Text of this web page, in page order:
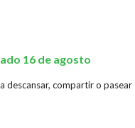
16 de agosto
descansar, compartir o pasear